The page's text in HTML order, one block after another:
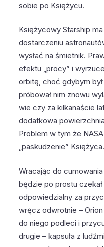
sobie po Księżycu.
Księżycowy Starship
dostarczeniu
wysłać na śmietnik.
efektu „procy” i
orbitę, choć gdybym
próbował nim znowu
wie czy za kilkanaście
dodatkowa
Problem w tym że
„paskudzenie” Księżyca.
Wracając do
będzie po prostu
odpowiedzialny za
wręcz odwrotnie –
do niego podleci i
drugie – kapsuła z